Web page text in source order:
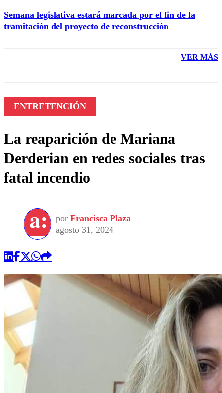
Semana legislativa estará marcada por el fin de la
tramitación del proyecto de reconstrucción
VER MÁS
ENTRETENCIÓN
La reaparición de Mariana
Derderian en redes sociales tras
fatal incendio
por Francisca Plaza
agosto 31, 2024